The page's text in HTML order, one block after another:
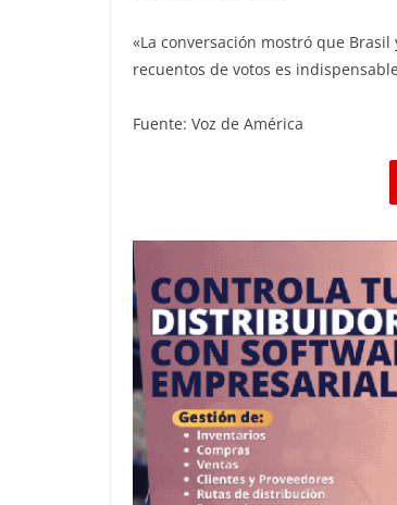
«La conversación mostró que
recuentos de votos es
Fuente: Voz de América